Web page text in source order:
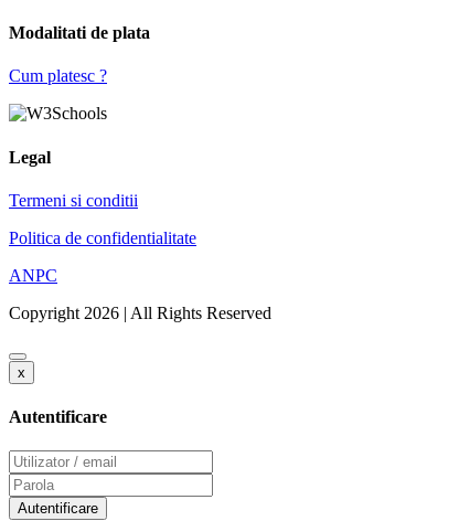
Modalitati de plata
Cum platesc ?
Legal
Termeni si conditii
Politica de confidentialitate
ANPC
Copyright 2026 | All Rights Reserved
x
Autentificare